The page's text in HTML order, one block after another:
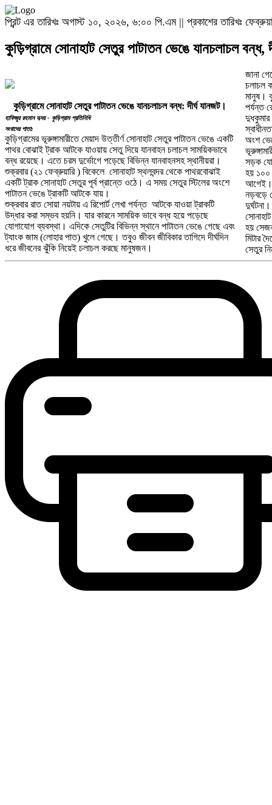
প্রিন্ট এর তারিখঃ অগাস্ট ১০, ২০২৬, ৬:০০ পি.এম || প্রকাশের তারিখঃ
কুড়িগ্রামে সোনাহাট সেতুর পাটাতন ভেঙে যানচলাচল বন্ধ,
কুড়িগ্রামে সোনাহাট সেতুর পাটাতন ভেঙে যানচলাচল বন্ধ: দীর্ঘ যানজট।
হাফিজুর রহমান হৃদয় - কুড়িগ্রাম প্রতিনিধি
সংবাদের পাতা:
কুড়িগ্রামের ভূরুঙ্গামারীতে মেয়াদ উত্তীর্ণ সোনাহাট সেতুর পাটাতন ভেঙে একটি
পাথর বোঝাই ট্রাক আটকে যাওয়ায় সেতু দিয়ে যানবাহন চলাচল সাময়িকভাবে
বন্ধ রয়েছে। এতে চরম দুর্ভোগে পড়েছে বিভিন্ন যানবাহনসহ স্থানীয়রা।
শুক্রবার (২১ ফেব্রুয়ারি ) বিকেলে সোনাহাট স্থলবন্দর থেকে পাথরবোঝাই
একটি ট্রাক সোনাহাট সেতুর পূর্ব প্রান্তে ওঠে। এ সময় সেতুর স্টিলের অংশে
পাটাতন ভেঙে ট্রাকটি আটকে যায়।
শুক্রবার রাত সোয়া নয়টায় এ রিপোর্ট লেখা পর্যন্ত আটকে যাওয়া ট্রাকটি
উদ্ধার করা সম্ভব হয়নি। যার কারনে সাময়িক ভাবে বন্ধ হয়ে পড়েছে
যোগাযোগ ব্যবস্থা। এদিকে সেতুটির বিভিন্ন স্থানে পাটাতন ভেঙে গেছে এবং
ট্যাংক জাম (লোহার পাত) খুলে গেছে। তবুও জীবন জীবিকার তাগিদে দীর্ঘদিন
ধরে জীবনের ঝুঁকি নিয়েই চলাচল করছে মানুষজন।
জানা
চলাচল
মানুষ।
পর্যন্ত
দুধকুমার
অংশ
সড়ক
হয় ১০০
আগেই।
নড়বড়ে
হয়
মিটার
সেতুর